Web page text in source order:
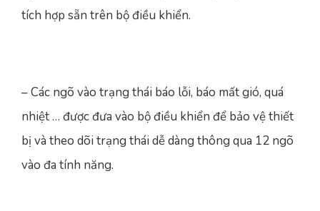
tích hợp sẵn trên bộ điều khiển.
– Các ngõ vào trạng thái báo lỗi, báo mất gió, quá
nhiệt … được đưa vào bộ điều khiển để bảo vệ thiết
bị và theo dõi trạng thái dễ dàng thông qua 12 ngõ
vào đa tính năng.